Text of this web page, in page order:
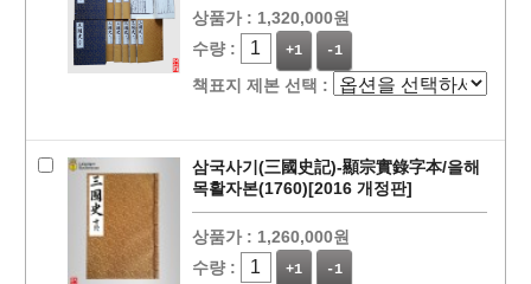
상품가 : 1,320,000원
수량 :
+1 -1
책표지 제본 선택 :
삼국사기(三國史記)-顯宗實錄字本/을해
목활자본(1760)[2016 개정판]
상품가 : 1,260,000원
수량 :
+1 -1